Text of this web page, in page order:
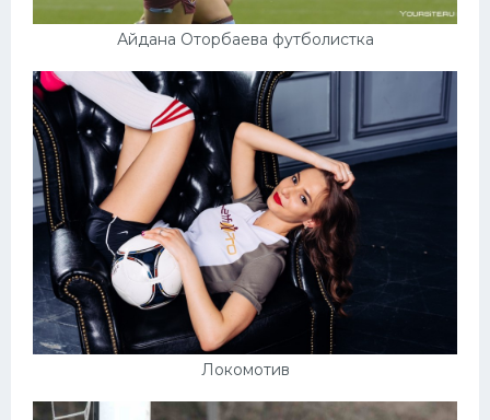
Айдана Оторбаева футболистка
Локомотив